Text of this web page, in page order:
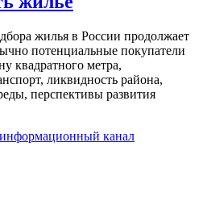
жилья в России продолжает
потенциальные покупатели
квадратного метра,
ликвидность района,
перспективы развития
канал